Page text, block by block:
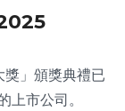
獎」頒獎典禮已
上市公司。